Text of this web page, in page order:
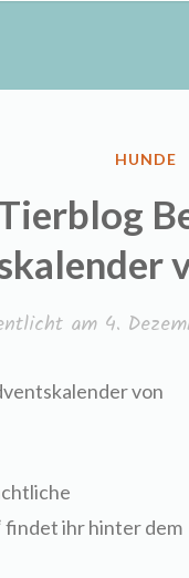
HUNDE
am 4.
von
findet ihr hinter dem